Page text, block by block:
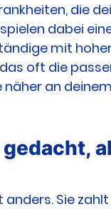
die
dabei
mit
oft die
näher an
Sie zahlt